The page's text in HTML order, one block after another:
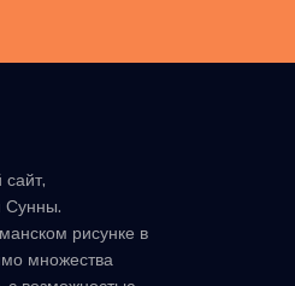
Сунны.
рисунке в
множества